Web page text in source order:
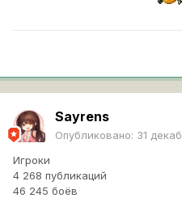
Sayrens
Опубликовано: 31
Игроки
4 268 публикаций
46 245 боёв